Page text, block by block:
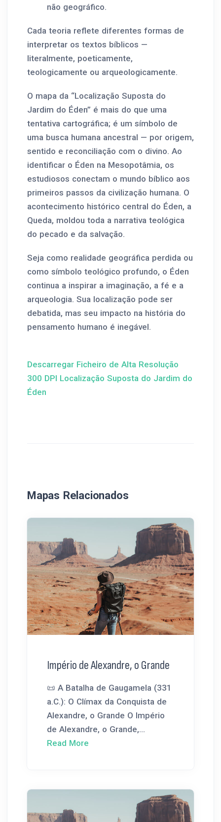
não geográfico.
Cada teoria reflete diferentes formas de
interpretar os textos bíblicos —
literalmente, poeticamente,
teologicamente ou arqueologicamente.
O mapa da “Localização Suposta do
Jardim do Éden” é mais do que uma
tentativa cartográfica; é um símbolo de
uma busca humana ancestral — por origem,
sentido e reconciliação com o divino. Ao
identificar o Éden na Mesopotâmia, os
estudiosos conectam o mundo bíblico aos
primeiros passos da civilização humana. O
acontecimento histórico central do Éden, a
Queda, moldou toda a narrativa teológica
do pecado e da salvação.
Seja como realidade geográfica perdida ou
como símbolo teológico profundo, o Éden
continua a inspirar a imaginação, a fé e a
arqueologia. Sua localização pode ser
debatida, mas seu impacto na história do
pensamento humano é inegável.
Descarregar Ficheiro de Alta Resolução
300 DPI Localização Suposta do Jardim do
Éden
Mapas Relacionados
Império de Alexandre, o Grande
📜 A Batalha de Gaugamela (331
a.C.): O Clímax da Conquista de
Alexandre, o Grande O Império
de Alexandre, o Grande,...
Read More